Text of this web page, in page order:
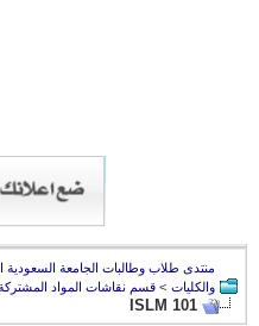
منتدى طلاب وطالبات الجامعة السعودية
والكليات > قسم نقاشات المواد المشتركة
ISLM 101